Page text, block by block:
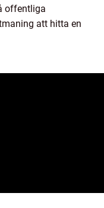
offentliga
att hitta en